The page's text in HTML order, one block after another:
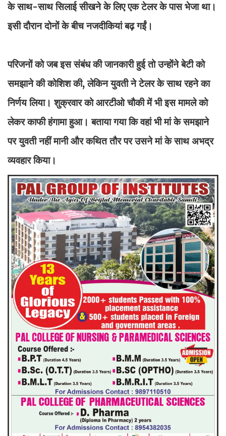
के साथ-साथ सिलाई सीखने के लिए एक टेलर के पास भेजा था।
इसी दौरान दोनों के बीच नजदीकियां बढ़ गईं।
परिजनों को जब इस संबंध की जानकारी हुई तो उन्होंने बेटी को
समझाने की कोशिश की, लेकिन युवती ने टेलर के साथ रहने का
निर्णय लिया। शुक्रवार को आरटीओ चौकी में भी इस मामले को
लेकर काफी हंगामा हुआ। बताया गया कि वहां भी मां के समझाने
पर युवती नहीं मानी और कथित तौर पर उसने मां के साथ अभद्र
व्यवहार किया।